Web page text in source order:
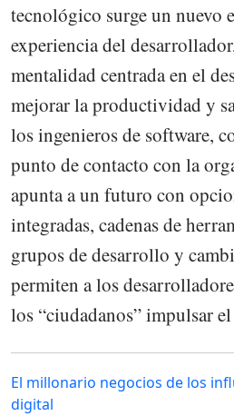
tecnológico surge un nuevo
experiencia del
mentalidad centrada en el
mejorar la productividad y
los ingenieros de software,
punto de contacto con la
apunta a un futuro con
integradas, cadenas de
grupos de desarrollo y
permiten a los
los “ciudadanos” impulsar
El millonario negocios de los
digital